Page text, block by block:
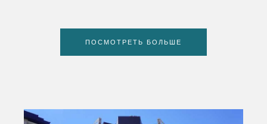
ПОСМОТРЕТЬ БОЛЬШЕ